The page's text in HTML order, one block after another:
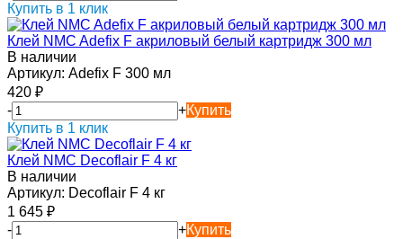
Купить в 1 клик
Клей NMC Adefix F акриловый белый картридж 300 мл
В наличии
Артикул: Adefix F 300 мл
420 ₽
-
+Купить
Купить в 1 клик
Клей NMC Decoflair F 4 кг
В наличии
Артикул: Decoflair F 4 кг
1 645 ₽
-
+Купить